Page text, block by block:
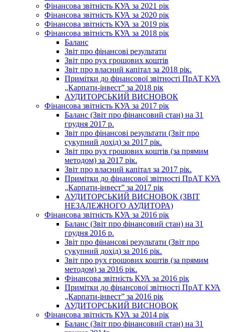
Фінансова звітність КУА за 2021 рік
Фінансова звітність КУА за 2020 рік
Фінансова звітність КУА за 2019 рік
Фінансова звітність КУА за 2018 рік
Баланс
Звіт про фінансові результати
Звіт про рух грошових коштів
Звіт про власний капітал за 2018 рік.
Примітки до фінансової звітності ПрАТ КУА
„Карпати-інвест” за 2018 рік
АУДИТОРСЬКИЙ ВИСНОВОК
Фінансова звітність КУА за 2017 рік
Баланс (Звіт про фінансовий стан) на 31
грудня 2017 р.
Звіт про фінансові результати (Звіт про
сукупний дохід) за 2017 рік.
Звіт про рух грошових коштів (за прямим
методом) за 2017 рік.
Звіт про власний капітал за 2017 рік.
Примітки до фінансової звітності ПрАТ КУА
„Карпати-інвест” за 2017 рік
АУДИТОРСЬКИЙ ВИСНОВОК (ЗВІТ
НЕЗАЛЕЖНОГО АУДИТОРА)
Фінансова звітність КУА за 2016 рік
Баланс (Звіт про фінансовий стан) на 31
грудня 2016 р.
Звіт про фінансові результати (Звіт про
сукупний дохід) за 2016 рік.
Звіт про рух грошових коштів (за прямим
методом) за 2016 рік.
Фінансова звітність КУА за 2016 рік
Примітки до фінансової звітності ПрАТ КУА
„Карпати-інвест” за 2016 рік
АУДИТОРСЬКИЙ ВИСНОВОК
Фінансова звітність КУА за 2014 рік
Баланс (Звіт про фінансовий стан) на 31